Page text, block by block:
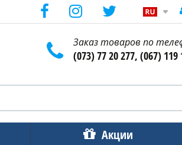
Заказ товаров по
(073) 77 20 277, (067)
Акции